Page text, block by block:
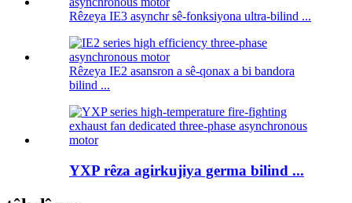
Rêzeya IE3 asynchr sê-fonksiyona ultra-bilind ...
Rêzeya IE2 asansron a sê-qonax a bi bandora
bilind ...
YXP rêza agirkujiya germa bilind ...